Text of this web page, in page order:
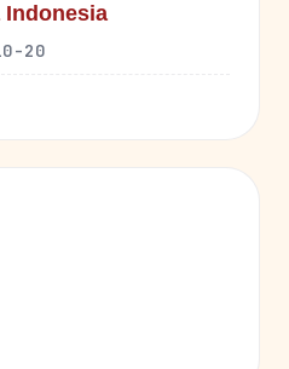
Indonesia
20